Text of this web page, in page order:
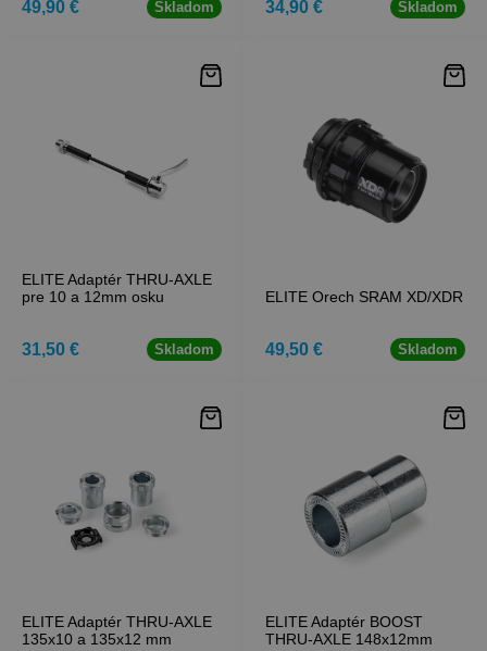
49,90 € Skladom 34,90 € Skladom
ELITE Adaptér THRU-AXLE
pre 10 a 12mm osku
31,50 € Skladom
ELITE Orech SRAM XD/XDR
49,50 € Skladom
ELITE Adaptér THRU-AXLE
135x10 a 135x12 mm
ELITE Adaptér BOOST
THRU-AXLE 148x12mm